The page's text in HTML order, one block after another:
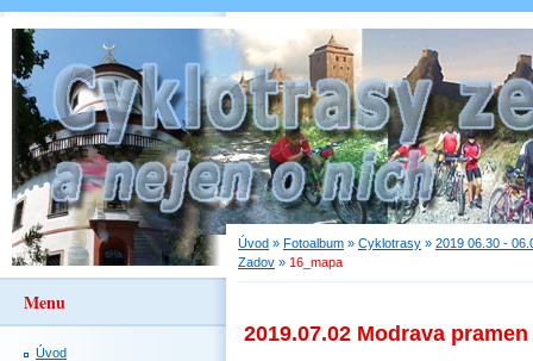
Úvod » Fotoalbum » Cyklotrasy » 2019 06.30 -
Zadov » 16_mapa
2019.07.02 Modrava
Menu
Úvod